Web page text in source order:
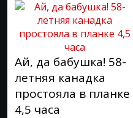
Ай, да бабушка! 58-
летняя канадка
простояла в планке
4,5 часа